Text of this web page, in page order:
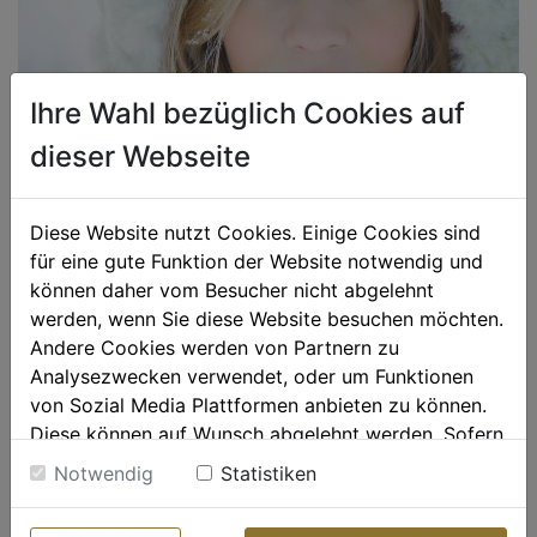
Hautpflege im Winter
Die Haut im Schönen Winterkleid - und worauf man bei
der Pflege in...

CATEGORY
KOSMETIK
1. NOVEMBER 2016
Ihre Wahl bezüglich Cookies auf
dieser Webseite
Diese Website nutzt Cookies. Einige Cookies sind
für eine gute Funktion der Website notwendig und
können daher vom Besucher nicht abgelehnt
werden, wenn Sie diese Website besuchen möchten.
Andere Cookies werden von Partnern zu
Analysezwecken verwendet, oder um Funktionen
von Sozial Media Plattformen anbieten zu können.
Diese können auf Wunsch abgelehnt werden. Sofern
sie unsere Webseite weiter nutzen, geben Sie
Einwilligung zu unseren Cookies.
Notwendig Statistiken